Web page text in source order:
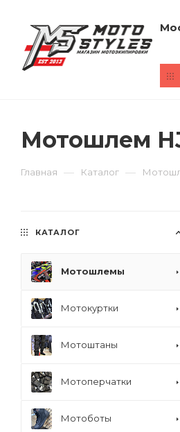
Мотошлем
Главная — Каталог —
КАТАЛОГ
Мотошлемы
Мотокуртки
Мотоштаны
Мотоперчатки
Мотоботы